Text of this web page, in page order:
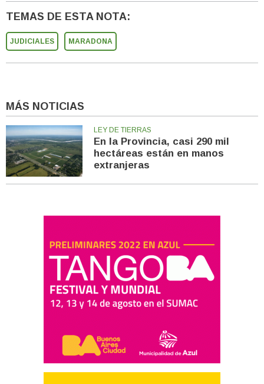
TEMAS DE ESTA NOTA:
JUDICIALES MARADONA
MÁS NOTICIAS
LEY DE TIERRAS
En la Provincia, casi 290 mil
hectáreas están en manos
extranjeras